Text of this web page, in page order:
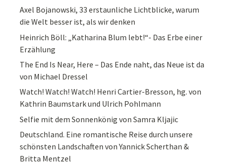
Axel Bojanowski, 33 erstaunliche Lichtblicke, warum
die Welt besser ist, als wir denken
Heinrich Böll: „Katharina Blum lebt!“- Das Erbe einer
Erzählung
The End Is Near, Here – Das Ende naht, das Neue ist da
von Michael Dressel
Watch! Watch! Watch! Henri Cartier-Bresson, hg. von
Kathrin Baumstark und Ulrich Pohlmann
Selfie mit dem Sonnenkönig von Samra Kljajic
Deutschland. Eine romantische Reise durch unsere
schönsten Landschaften von Yannick Scherthan &
Britta Mentzel